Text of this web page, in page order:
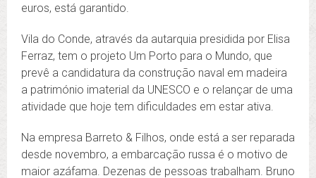
euros, está garantido.
Vila do Conde, através da autarquia presidida por Elisa
Ferraz, tem o projeto Um Porto para o Mundo, que
prevê a candidatura da construção naval em madeira
a património imaterial da UNESCO e o relançar de uma
atividade que hoje tem dificuldades em estar ativa.
Na empresa Barreto & Filhos, onde está a ser reparada
desde novembro, a embarcação russa é o motivo de
maior azáfama. Dezenas de pessoas trabalham. Bruno